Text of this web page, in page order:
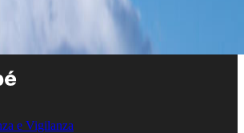
e Vigilanza